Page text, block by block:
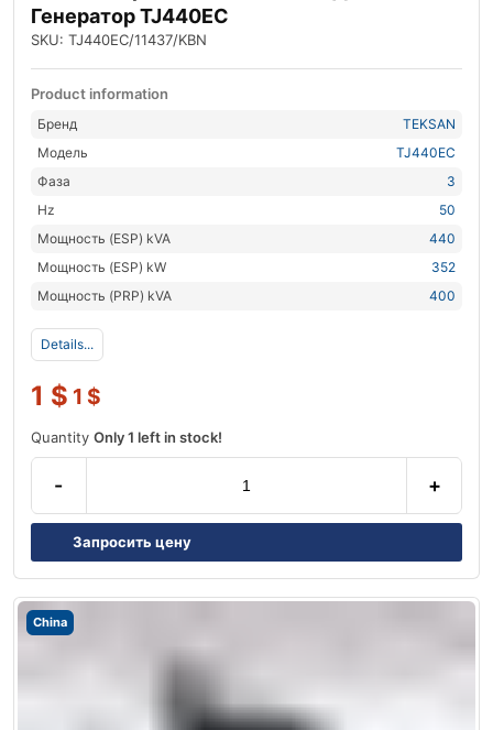
Генератор TJ440EC
SKU: TJ440EC/11437/KBN
Product information
Бренд
TEKSAN
Модель
TJ440EC
Фаза
3
Hz
50
Мощность (ESP) kVA
440
Мощность (ESP) kW
352
Мощность (PRP) kVA
400
Details...
1 $ 1 $
Quantity Only 1 left in stock!
- +
Запросить цену
China